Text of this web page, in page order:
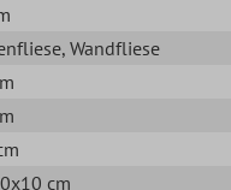
, Wandfliese
cm